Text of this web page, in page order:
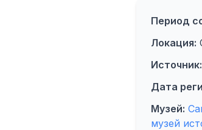
Период
Локация:
Источник:
Дата
Музей:
музей